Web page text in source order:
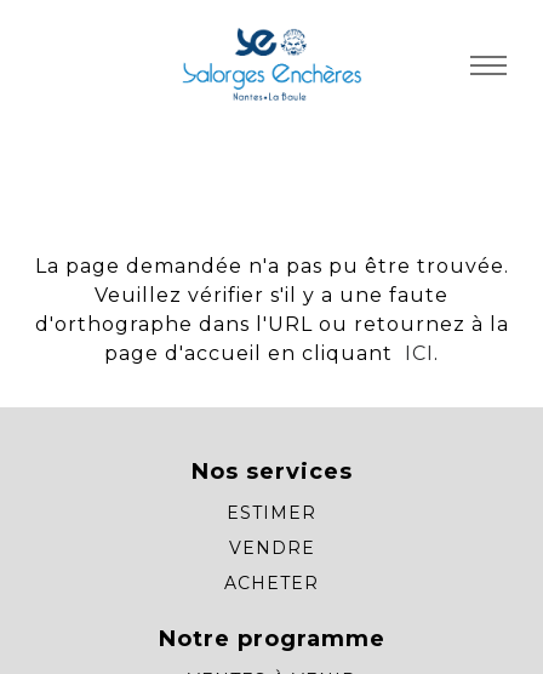
La page demandée n'a pas pu être trouvée.
Veuillez vérifier s'il y a une faute
d'orthographe dans l'URL ou retournez à la
page d'accueil en cliquant
ICI .
Nos services
ESTIMER
VENDRE
ACHETER
Notre programme